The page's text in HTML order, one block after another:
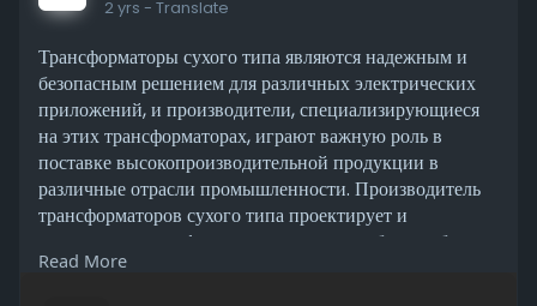
2 yrs - Translate
Трансформаторы сухого типа являются надежным и
безопасным решением для различных электрических
приложений, и производители, специализирующиеся
на этих трансформаторах, играют важную роль в
поставке высокопроизводительной продукции в
различные отрасли промышленности. Производитель
трансформаторов сухого типа проектирует и
производит трансформаторы, которые работают без
жидкой изоляции, используя воздух или смолу для
Read More